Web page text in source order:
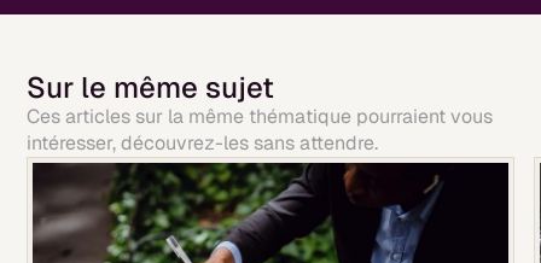
Sur le même sujet
Ces articles sur la même thématique pourraient vous
intéresser, découvrez-les sans attendre.